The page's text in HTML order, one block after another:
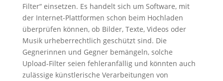
Filter“ einsetzen. Es handelt sich um Software, mit
der Internet-Plattformen schon beim Hochladen
überprüfen können, ob Bilder, Texte, Videos oder
Musik urheberrechtlich geschützt sind. Die
Gegnerinnen und Gegner bemängeln, solche
Upload-Filter seien fehleranfällig und könnten auch
zulässige künstlerische Verarbeitungen von